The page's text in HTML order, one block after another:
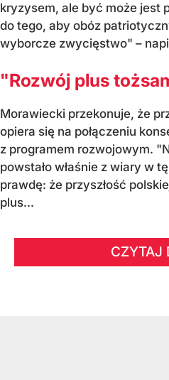
kryzysem, ale być może jest
do tego, aby obóz
wyborcze zwycięstwo" –
"Rozwój plus
Morawiecki przekonuje, że
opiera się na połączeniu
z programem rozwojowym.
powstało właśnie z wiary w
prawdę: że przyszłość
plus...
CZYTAJ